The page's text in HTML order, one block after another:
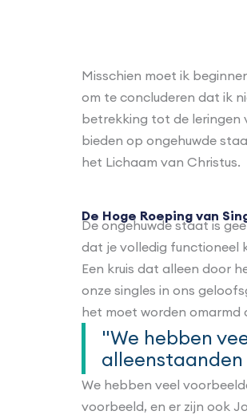
Misschien moet ik
om te concluderen dat ik
betrekking tot de leringen
bieden op ongehuwde
het Lichaam van Christus.
De Hoge Roeping van
De ongehuwde staat is
dat je volledig functioneel
Een kruis dat alleen door
onze singles in ons
het moet worden omarmd
"We hebben
We hebben veel
voorbeeld, en er zijn ook